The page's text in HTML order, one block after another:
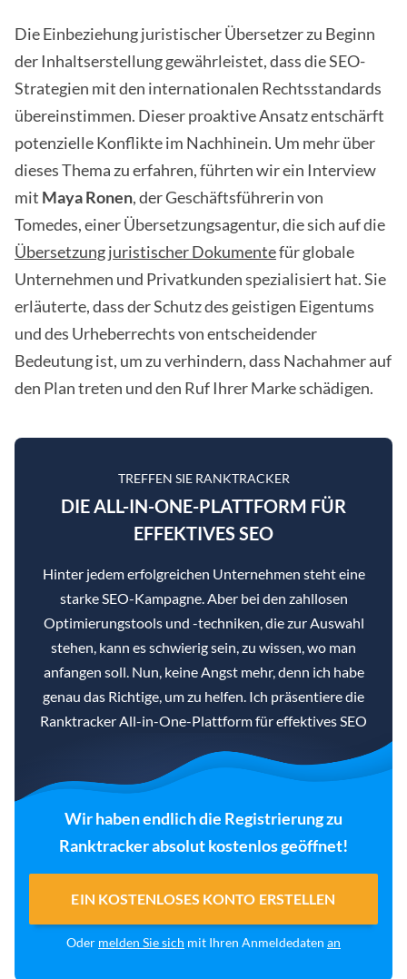
Die Einbeziehung juristischer Übersetzer zu Beginn
der Inhaltserstellung gewährleistet, dass die SEO-
Strategien mit den internationalen Rechtsstandards
übereinstimmen. Dieser proaktive Ansatz entschärft
potenzielle Konflikte im Nachhinein. Um mehr über
dieses Thema zu erfahren, führten wir ein Interview
mit Maya Ronen, der Geschäftsführerin von
Tomedes, einer Übersetzungsagentur, die sich auf die
Übersetzung juristischer Dokumentefür globale
Unternehmen und Privatkunden spezialisiert hat. Sie
erläuterte, dass der Schutz des geistigen Eigentums
und des Urheberrechts von entscheidender
Bedeutung ist, um zu verhindern, dass Nachahmer auf
den Plan treten und den Ruf Ihrer Marke schädigen.
TREFFEN SIE RANKTRACKER
DIE ALL-IN-ONE-PLATTFORM FÜR
EFFEKTIVES SEO
Hinter jedem erfolgreichen Unternehmen steht eine
starke SEO-Kampagne. Aber bei den zahllosen
Optimierungstools und -techniken, die zur Auswahl
stehen, kann es schwierig sein, zu wissen, wo man
anfangen soll. Nun, keine Angst mehr, denn ich habe
genau das Richtige, um zu helfen. Ich präsentiere die
Ranktracker All-in-One-Plattform für effektives SEO
Wir haben endlich die Registrierung zu
Ranktracker absolut kostenlos geöffnet!
EIN KOSTENLOSES KONTO ERSTELLEN
Oder melden Sie sich mit Ihren Anmeldedaten an